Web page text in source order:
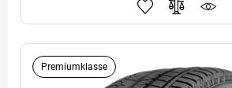
Premiumklasse